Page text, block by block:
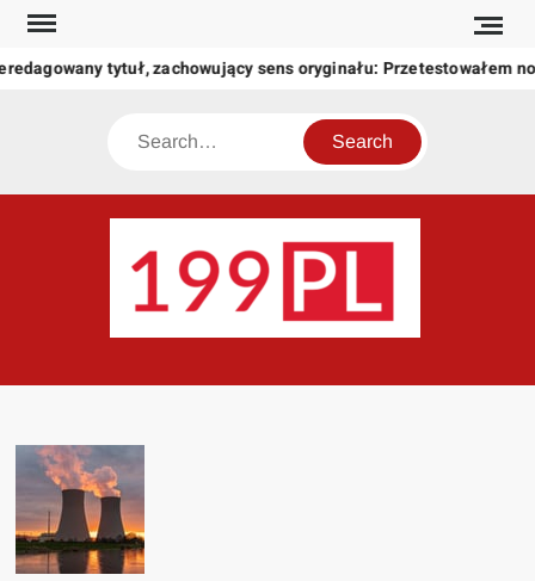
Skip
content
tytuł, zachowujący sens oryginału: Przetestowałem
Search
świat